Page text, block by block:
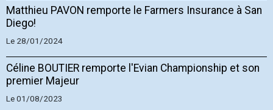
Matthieu PAVON remporte le Farmers Insurance à San
Diego!
Le 28/01/2024
Céline BOUTIER remporte l'Evian Championship et son
premier Majeur
Le 01/08/2023